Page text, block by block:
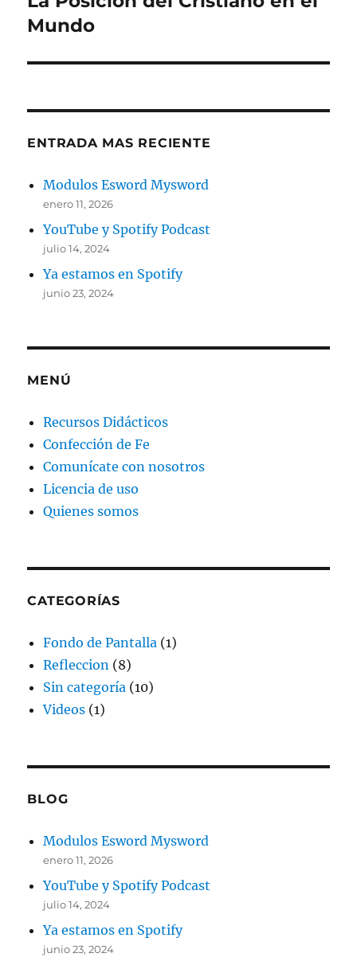
siguiente:
Mundo
ENTRADA MAS RECIENTE
Modulos Esword Mysword
enero 11, 2026
YouTube y Spotify Podcast
julio 14, 2024
Ya estamos en Spotify
junio 23, 2024
MENÚ
Recursos Didácticos
Confección de Fe
Comunícate con nosotros
Licencia de uso
Quienes somos
CATEGORÍAS
Fondo de Pantalla (1)
Refleccion (8)
Sin categoría (10)
Videos (1)
BLOG
Modulos Esword Mysword
enero 11, 2026
YouTube y Spotify Podcast
julio 14, 2024
Ya estamos en Spotify
junio 23, 2024